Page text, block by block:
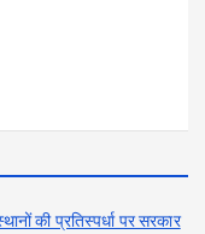
की प्रतिस्पर्धा पर सरकार